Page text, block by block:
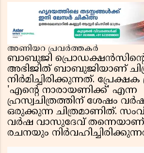
അണിയറ പ്രവർത്തകർ
ബാബുജി
അഭിജിത് ബാബുജിയാണ്
നിർമിച്ചിരിക്കുന്നത്. പ്രേക്ഷക
'എൻ്റെ നാരായണിക്ക്' എന്ന
ഹ്രസ്വചിത്രത്തിന് ശേഷം
ഒരുക്കുന്ന ചിത്രമാണിത്.
വർഷ വാസുദേവ് തന്നെയാണ്
രചനയും